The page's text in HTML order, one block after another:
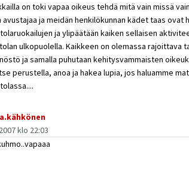
on toki vapaa oikeus tehdä mitä vain missä
avustajaa ja meidän henkilökunnan kädet taas
ja ylipäätään kaiken sellaisen
ulkopuolella. Kaikkeen on olemassa rajoittava
ja samalla puhutaan kehitysvammaisten
perustella, anoa ja hakea lupia, jos haluamme
klo 22:03